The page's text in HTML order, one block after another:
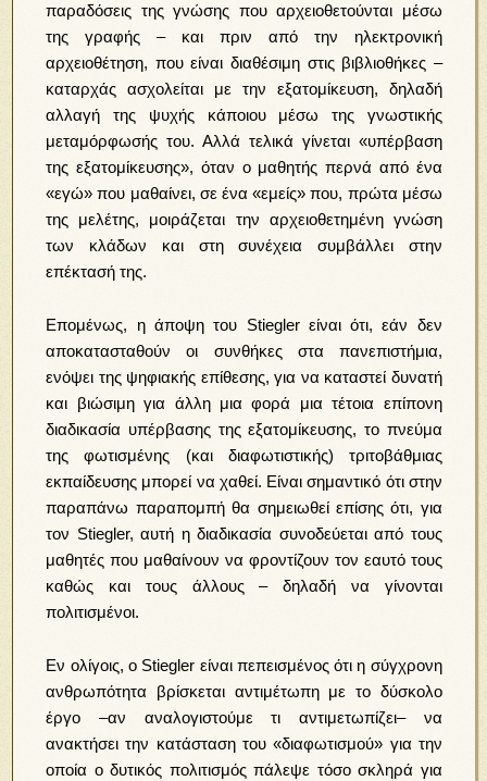
παραδόσεις της γνώσης που αρχειοθετούνται μέσω
της γραφής – και πριν από την ηλεκτρονική
αρχειοθέτηση, που είναι διαθέσιμη στις βιβλιοθήκες –
καταρχάς ασχολείται με την εξατομίκευση, δηλαδή
αλλαγή της ψυχής κάποιου μέσω της γνωστικής
μεταμόρφωσής του. Αλλά τελικά γίνεται «υπέρβαση
της εξατομίκευσης», όταν ο μαθητής περνά από ένα
«εγώ» που μαθαίνει, σε ένα «εμείς» που, πρώτα μέσω
της μελέτης, μοιράζεται την αρχειοθετημένη γνώση
των κλάδων και στη συνέχεια συμβάλλει στην
επέκτασή της.
Επομένως, η άποψη του Stiegler είναι ότι, εάν δεν
αποκατασταθούν οι συνθήκες στα πανεπιστήμια,
ενόψει της ψηφιακής επίθεσης, για να καταστεί δυνατή
και βιώσιμη για άλλη μια φορά μια τέτοια επίπονη
διαδικασία υπέρβασης της εξατομίκευσης, το πνεύμα
της φωτισμένης (και διαφωτιστικής) τριτοβάθμιας
εκπαίδευσης μπορεί να χαθεί. Είναι σημαντικό ότι στην
παραπάνω παραπομπή θα σημειωθεί επίσης ότι, για
τον Stiegler, αυτή η διαδικασία συνοδεύεται από τους
μαθητές που μαθαίνουν να φροντίζουν τον εαυτό τους
καθώς και τους άλλους – δηλαδή να γίνονται
πολιτισμένοι.
Εν ολίγοις, ο Stiegler είναι πεπεισμένος ότι η σύγχρονη
ανθρωπότητα βρίσκεται αντιμέτωπη με το δύσκολο
έργο –αν αναλογιστούμε τι αντιμετωπίζει– να
ανακτήσει την κατάσταση του «διαφωτισμού» για την
οποία ο δυτικός πολιτισμός πάλεψε τόσο σκληρά για